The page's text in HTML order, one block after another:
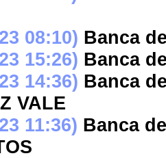
08:10) Banca
15:26) Banca
14:36) Banca
VALE
11:36) Banca